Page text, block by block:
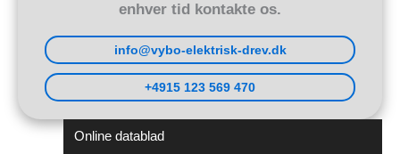
enhver tid kontakte os.
info@vybo-elektrisk-drev.dk
+4915 123 569 470
Online datablad